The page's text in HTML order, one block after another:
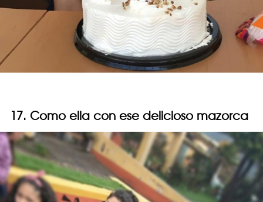
17. Como ella con ese delicioso mazorca